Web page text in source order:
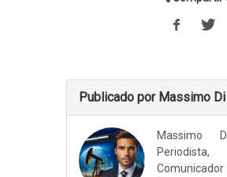
Publicado por Massimo
Massimo
Periodista,